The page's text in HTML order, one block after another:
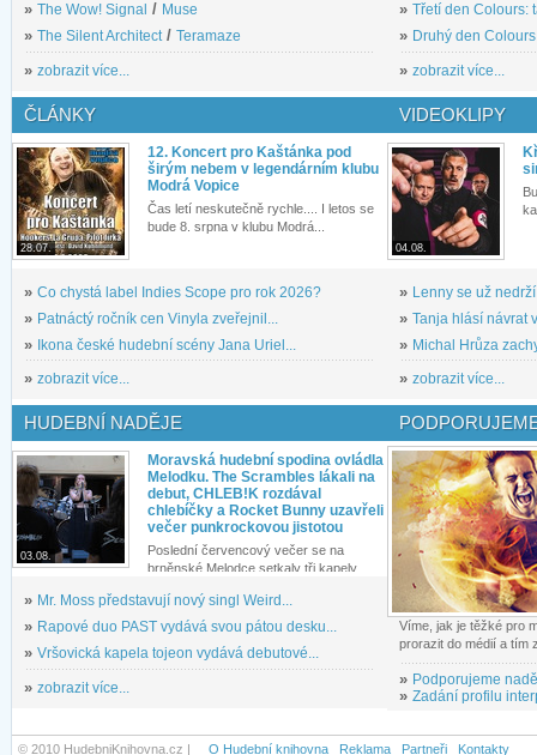
» The Wow! Signal / Muse
» The Silent Architect/ Teramaze
» zobrazit více...
» Třetí den Colours:
» Druhý den
» zobrazit více...
ČLÁNKY
28.07.
12. Koncert pro Kaštánka pod
širým nebem v legendárním klubu
Modrá Vopice
Čas letí neskutečně rychle.... I letos se
bude 8. srpna v klubu Modrá...
» Co chystá label Indies Scope pro rok 2026?
» Patnáctý ročník cen Vinyla zveřejnil...
» Ikona české hudební scény Jana Uriel...
» zobrazit více...
VIDEOKLIPY
04.08.
» Lenny se už
» Tanja hlásí návrat
» Michal Hrůza
» zobrazit více...
HUDEBNÍ NADĚJE
03.08.
Moravská hudební spodina ovládla
Melodku. The Scrambles lákali na
debut, CHLEB!K rozdával
chlebíčky a Rocket Bunny uzavřeli
večer punkrockovou jistotou
Poslední červencový večer se na
brněnské Melodce setkaly tři kapely...
» Mr. Moss představují nový singl Weird...
» Rapové duo PAST vydává svou pátou desku...
» Vršovická kapela tojeon vydává debutové...
» zobrazit více...
Víme, jak je těžké pro
prorazit do médií a tím
» Podporujeme
» Zadání profilu
© 2010 HudebniKnihovna.cz | O Hudební knihovna Reklama Partneři Kontakty